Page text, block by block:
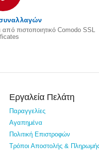
πιστοποιητικό Comodo SSL
Εργαλεία Πελάτη
Παραγγελίες
Αγαπημένα
Πολιτική Επιστροφών
Τρόποι Αποστολής &